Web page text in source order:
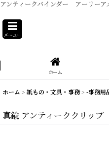
アンティークバインダー アーリーア
メニュー
ホーム
ホーム > 紙もの・文具・事務> -事務用
真鍮 アンティーククリッ